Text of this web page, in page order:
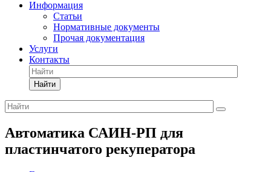
Информация
Статьи
Нормативные документы
Прочая документация
Услуги
Контакты
Найти
Автоматика САИН-РП для
пластинчатого рекуператора